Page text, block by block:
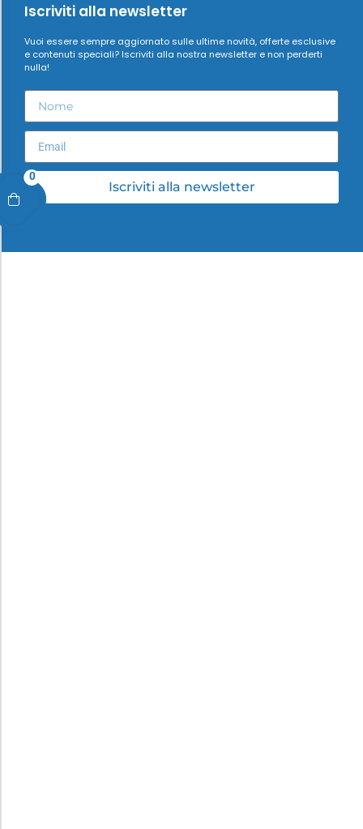
0
Iscriviti alla newsletter
Vuoi essere sempre aggiornato sulle ultime novità, offerte esclusive
e contenuti speciali? Iscriviti alla nostra newsletter e non perderti
nulla!
Iscriviti alla newsletter